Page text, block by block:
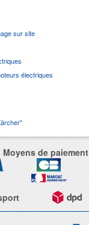
sur site
électriques
Moyens de paiement